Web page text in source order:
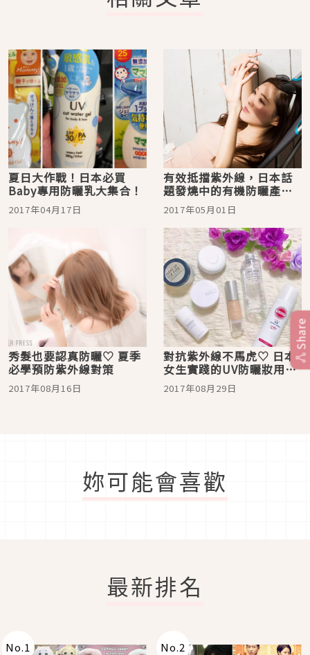
夏日大作戰！日本必買
Baby專用防曬乳大集合！
2017年04月17日
有效抵擋紫外線，日本話
題發燒中的有機防曬產品
介紹！
2017年05月01日
秀髮也要認真防曬♡ 夏季
必學預防紫外線對策
2017年08月16日
對抗紫外線不馬虎♡ 日本
女生實踐的UV防曬妝用這
些
2017年08月29日
妳可能會喜歡
最新排名
No.1 No.2
Share